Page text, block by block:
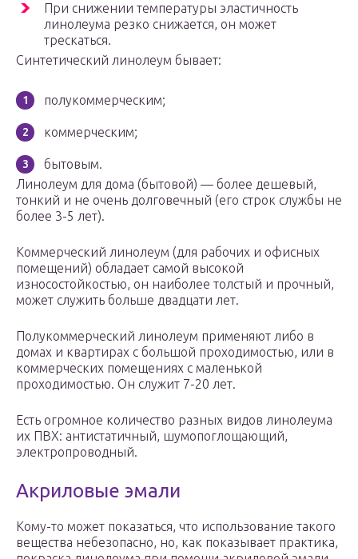
При снижении температуры эластичность
линолеума резко снижается, он может
трескаться.
Синтетический линолеум бывает:
полукоммерческим;
коммерческим;
бытовым.
Линолеум для дома (бытовой) — более дешевый,
тонкий и не очень долговечный (его строк службы не
более 3-5 лет).
Коммерческий линолеум (для рабочих и офисных
помещений) обладает самой высокой
износостойкостью, он наиболее толстый и прочный,
может служить больше двадцати лет.
Полукоммерческий линолеум применяют либо в
домах и квартирах с большой проходимостью, или в
коммерческих помещениях с маленькой
проходимостью. Он служит 7-20 лет.
Есть огромное количество разных видов линолеума
их ПВХ: антистатичный, шумопоглощающий,
электропроводный.
Акриловые эмали
Кому-то может показаться, что использование такого
вещества небезопасно, но, как показывает практика,